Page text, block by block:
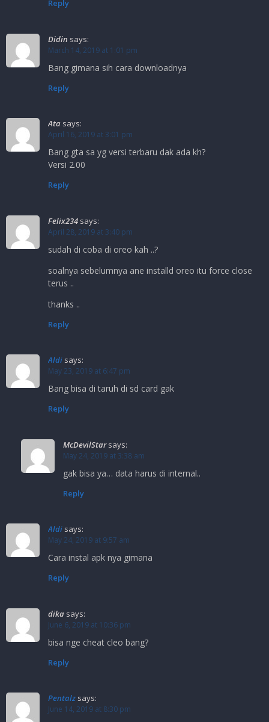
Reply
Didin says:
March 14, 2019 at 1:01 pm
Bang gimana sih cara downloadnya
Reply
Ata says:
April 16, 2019 at 3:01 pm
Bang gta sa yg versi terbaru dak ada kh?
Versi 2.00
Reply
Felix234 says:
April 28, 2019 at 3:40 pm
sudah di coba di oreo kah ..?
soalnya sebelumnya ane installd oreo itu force close
terus ..
thanks ..
Reply
Aldi says:
May 23, 2019 at 6:47 pm
Bang bisa di taruh di sd card gak
Reply
McDevilStar says:
May 24, 2019 at 3:38 am
gak bisa ya… data harus di internal..
Reply
Aldi says:
May 24, 2019 at 9:57 am
Cara instal apk nya gimana
Reply
dika says:
June 6, 2019 at 10:36 pm
bisa nge cheat cleo bang?
Reply
Pentalz says:
June 14, 2019 at 8:30 pm